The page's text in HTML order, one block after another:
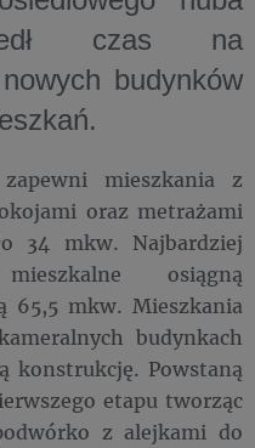
czas na
budynków
mieszkania z
oraz metrażami
34 mkw. Najbardziej
osiągną
65,5 mkw. Mieszkania
budynkach
konstrukcję. Powstaną
etapu tworząc
z alejkami do